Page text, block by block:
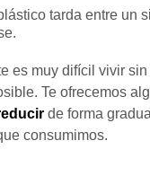
tarda entre un
es muy difícil vivir
Te ofrecemos
de forma
consumimos.